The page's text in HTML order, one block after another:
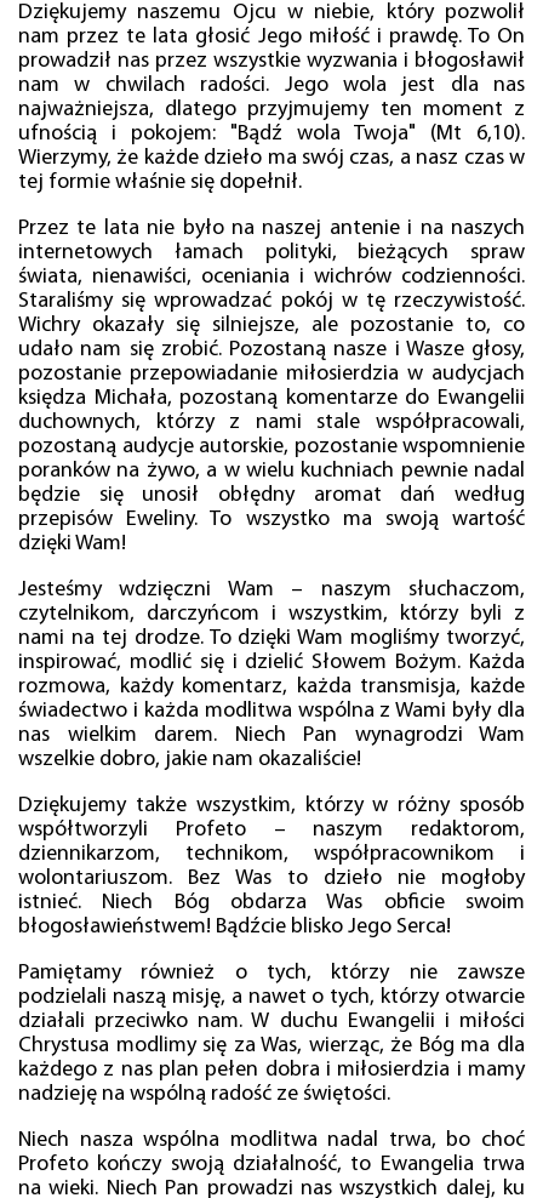
Dziękujemy naszemu Ojcu w niebie, który pozwolił
nam przez te lata głosić Jego miłość i prawdę. To On
prowadził nas przez wszystkie wyzwania i błogosławił
nam w chwilach radości. Jego wola jest dla nas
najważniejsza, dlatego przyjmujemy ten moment z
ufnością i pokojem: "Bądź wola Twoja" (Mt 6,10).
Wierzymy, że każde dzieło ma swój czas, a nasz czas w
tej formie właśnie się dopełnił.
Przez te lata nie było na naszej antenie i na naszych
internetowych łamach polityki, bieżących spraw
świata, nienawiści, oceniania i wichrów codzienności.
Staraliśmy się wprowadzać pokój w tę rzeczywistość.
Wichry okazały się silniejsze, ale pozostanie to, co
udało nam się zrobić. Pozostaną nasze i Wasze głosy,
pozostanie przepowiadanie miłosierdzia w audycjach
księdza Michała, pozostaną komentarze do Ewangelii
duchownych, którzy z nami stale współpracowali,
pozostaną audycje autorskie, pozostanie wspomnienie
poranków na żywo, a w wielu kuchniach pewnie nadal
będzie się unosił obłędny aromat dań według
przepisów Eweliny. To wszystko ma swoją wartość
dzięki Wam!
Jesteśmy wdzięczni Wam – naszym słuchaczom,
czytelnikom, darczyńcom i wszystkim, którzy byli z
nami na tej drodze. To dzięki Wam mogliśmy tworzyć,
inspirować, modlić się i dzielić Słowem Bożym. Każda
rozmowa, każdy komentarz, każda transmisja, każde
świadectwo i każda modlitwa wspólna z Wami były dla
nas wielkim darem. Niech Pan wynagrodzi Wam
wszelkie dobro, jakie nam okazaliście!
Dziękujemy także wszystkim, którzy w różny sposób
współtworzyli Profeto – naszym redaktorom,
dziennikarzom, technikom, współpracownikom i
wolontariuszom. Bez Was to dzieło nie mogłoby
istnieć. Niech Bóg obdarza Was obficie swoim
błogosławieństwem! Bądźcie blisko Jego Serca!
Pamiętamy również o tych, którzy nie zawsze
podzielali naszą misję, a nawet o tych, którzy otwarcie
działali przeciwko nam. W duchu Ewangelii i miłości
Chrystusa modlimy się za Was, wierząc, że Bóg ma dla
każdego z nas plan pełen dobra i miłosierdzia i mamy
nadzieję na wspólną radość ze świętości.
Niech nasza wspólna modlitwa nadal trwa, bo choć
Profeto kończy swoją działalność, to Ewangelia trwa
na wieki. Niech Pan prowadzi nas wszystkich dalej, ku